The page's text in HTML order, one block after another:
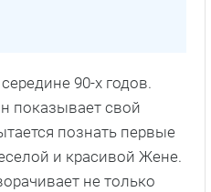
90-х годов.
показывает свой
познать первые
и красивой Жене.
не только